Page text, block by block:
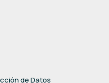
de Datos